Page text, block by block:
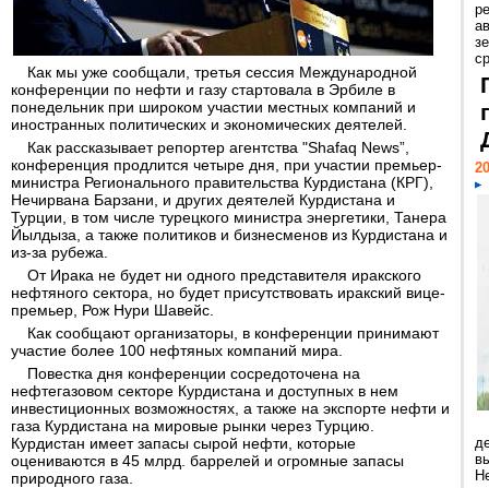
Как мы уже сообщали, третья сессия Международной
конференции по нефти и газу стартовала в Эрбиле в
понедельник при широком участии местных компаний и
иностранных политических и экономических деятелей.
Как рассказывает репортер агентства "Shafaq News”,
конференция продлится четыре дня, при участии премьер-
министра Регионального правительства Курдистана (КРГ),
Нечирвана Барзани, и других деятелей Курдистана и
Турции, в том числе турецкого министра энергетики, Танера
Йылдыза, а также политиков и бизнесменов из Курдистана и
из-за рубежа.
От Ирака не будет ни одного представителя иракского
нефтяного сектора, но будет присутствовать иракский вице-
премьер, Рож Нури Шавейс.
Как сообщают организаторы, в конференции принимают
участие более 100 нефтяных компаний мира.
Повестка дня конференции сосредоточена на
нефтегазовом секторе Курдистана и доступных в нем
инвестиционных возможностях, а также на экспорте нефти и
газа Курдистана на мировые рынки через Турцию.
Курдистан имеет запасы сырой нефти, которые
оцениваются в 45 млрд. баррелей и огромные запасы
природного газа.